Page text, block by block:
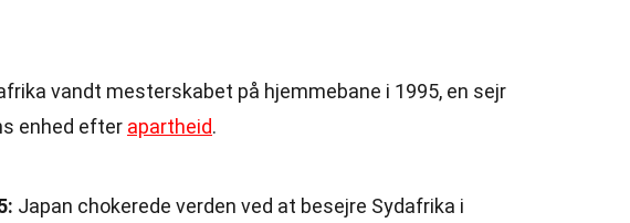
vandt mesterskabet på hjemmebane i 1995, en sejr
enhed efter apartheid.
Japan chokerede verden ved at besejre Sydafrika i